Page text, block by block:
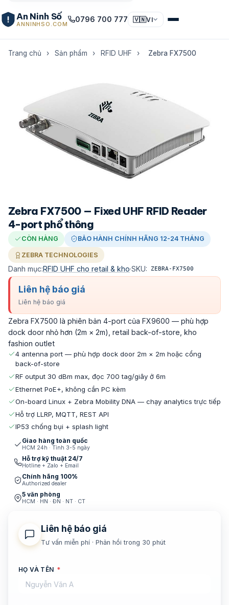
An Ninh Số
ANNINHSO.COM
0796 700 777 🇻🇳VI
Trang chủ › Sản phẩm › RFID UHF › Zebra FX7500
Zebra FX7500 — Fixed UHF RFID Reader
4-port phổ thông
CÒN HÀNG BẢO HÀNH CHÍNH HÃNG 12-24 THÁNG
ZEBRA TECHNOLOGIES
Danh mục:RFID UHF cho retail & kho·SKU: ZEBRA-FX7500
Liên hệ báo giá
Liên hệ báo giá
Zebra FX7500 là phiên bản 4-port của FX9600 — phù hợp
dock door nhỏ hơn (2m × 2m), retail back-of-store, kho
fashion outlet
4 antenna port — phù hợp dock door 2m × 2m hoặc cổng
back-of-store
RF output 30 dBm max, đọc 700 tag/giây ở 6m
Ethernet PoE+, không cần PC kèm
On-board Linux + Zebra Mobility DNA — chạy analytics trực tiếp
Hỗ trợ LLRP, MQTT, REST API
IP53 chống bụi + splash light
Giao hàng toàn quốc
HCM 24h · Tỉnh 3-5 ngày
Hỗ trợ kỹ thuật 24/7
Hotline + Zalo + Email
Chính hãng 100%
Authorized dealer
5 văn phòng
HCM · HN · ĐN · NT · CT
Liên hệ báo giá
Tư vấn miễn phí · Phản hồi trong 30 phút
HỌ VÀ TÊN *